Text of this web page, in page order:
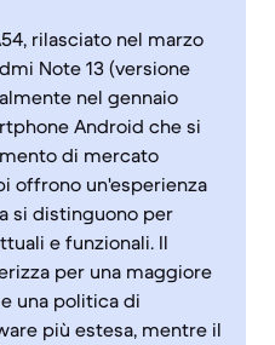
rilasciato nel marzo
Note 13 (versione
nel gennaio
Android che si
di mercato
offrono un'esperienza
si distinguono per
e funzionali. Il
per una maggiore
una politica di
più estesa, mentre il